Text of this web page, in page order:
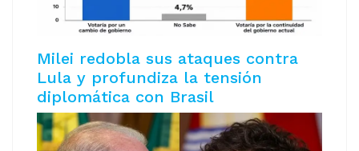
Milei redobla sus ataques contra
Lula y profundiza la tensión
diplomática con Brasil